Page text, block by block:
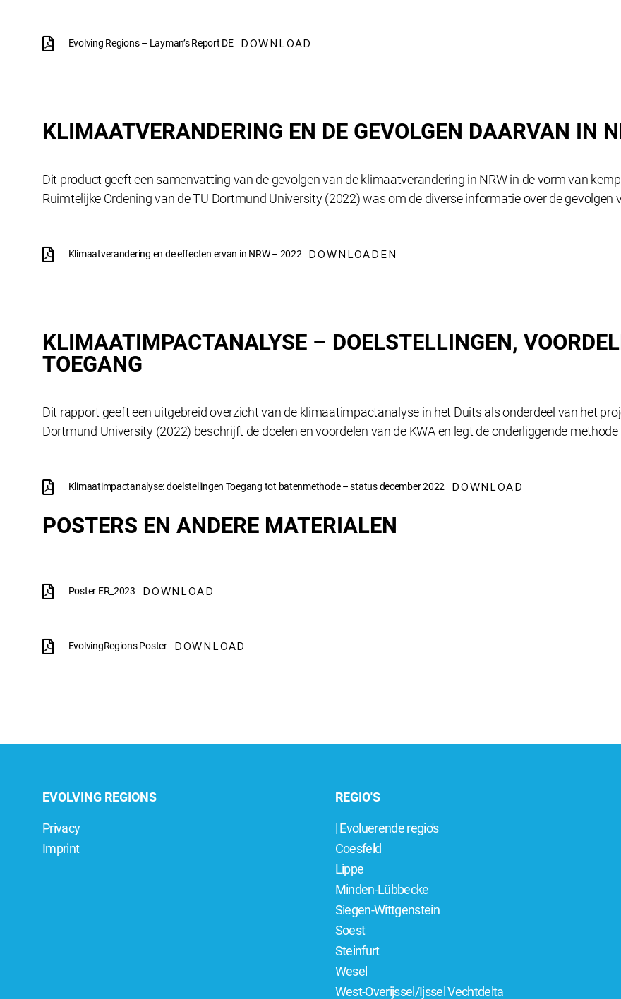
Evolving Regions – Layman’s Report DE DOWNLOAD
KLIMAATVERANDERING EN DE GEVOLGEN DAARVAN IN
Dit product geeft een samenvatting van de gevolgen van de klimaatverandering in NRW in de vorm van
Ruimtelijke Ordening van de TU Dortmund University (2022) was om de diverse informatie over de
Klimaatverandering en de effecten ervan in NRW – 2022 DOWNLOADEN
KLIMAATIMPACTANALYSE – DOELSTELLINGEN,
TOEGANG
Dit rapport geeft een uitgebreid overzicht van de klimaatimpactanalyse in het Duits als onderdeel van het
Dortmund University (2022) beschrijft de doelen en voordelen van de KWA en legt de onderliggende
Klimaatimpactanalyse: doelstellingen Toegang tot batenmethode – status december 2022 DOWNLOAD
POSTERS EN ANDERE MATERIALEN
Poster ER_2023 DOWNLOAD
EvolvingRegions Poster DOWNLOAD
EVOLVING REGIONS
Privacy
Imprint
REGIO'S
| Evoluerende regio's
Coesfeld
Lippe
Minden-Lübbecke
Siegen-Wittgenstein
Soest
Steinfurt
Wesel
West-Overijssel/Ijssel Vechtdelta